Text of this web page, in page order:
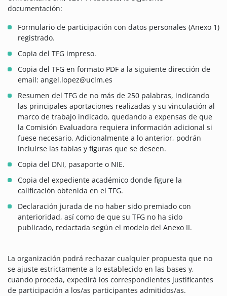
documentación:
Formulario de participación con datos personales (Anexo 1)
registrado.
Copia del TFG impreso.
Copia del TFG en formato PDF a la siguiente dirección de
email: angel.lopez@uclm.es
Resumen del TFG de no más de 250 palabras, indicando
las principales aportaciones realizadas y su vinculación al
marco de trabajo indicado, quedando a expensas de que
la Comisión Evaluadora requiera información adicional si
fuese necesario. Adicionalmente a lo anterior, podrán
incluirse las tablas y figuras que se deseen.
Copia del DNI, pasaporte o NIE.
Copia del expediente académico donde figure la
calificación obtenida en el TFG.
Declaración jurada de no haber sido premiado con
anterioridad, así como de que su TFG no ha sido
publicado, redactada según el modelo del Anexo II.
La organización podrá rechazar cualquier propuesta que no
se ajuste estrictamente a lo establecido en las bases y,
cuando proceda, expedirá los correspondientes justificantes
de participación a los/as participantes admitidos/as.